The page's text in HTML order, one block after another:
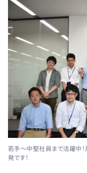
若手～中堅社員まで活躍中
発です！